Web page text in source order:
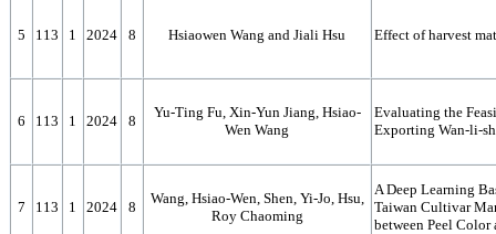
5 113 1 2024 8 Hsiaowen Wang and Jiali Hsu Effect of harvest
6 113 1 2024 8
Yu-Ting Fu, Xin-Yun Jiang, Hsiao-
Wen Wang
Evaluating the
Exporting Wan-li-
7 113 1 2024 8
Wang, Hsiao-Wen, Shen, Yi-Jo, Hsu,
Roy Chaoming
A Deep Learning
Taiwan Cultivar
between Peel